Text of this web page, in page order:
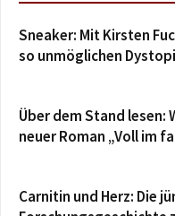
Sneaker: Mit Kirsten
so unmöglichen
Über dem Stand lesen:
neuer Roman „Voll im
Carnitin und Herz: Die